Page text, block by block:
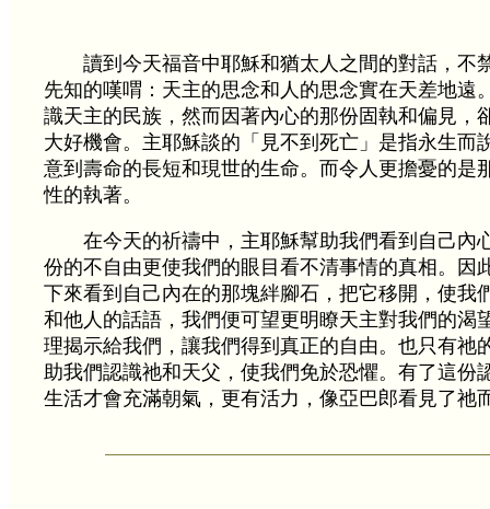
讀到今天福音中耶穌和猶太人之間的對話，不
先知的嘆喟：天主的思念和人的思念實在天差地遠
識天主的民族，然而因著內心的那份固執和偏見，
大好機會。主耶穌談的「見不到死亡」是指永生而
意到壽命的長短和現世的生命。而令人更擔憂的是
性的執著。
在今天的祈禱中，主耶穌幫助我們看到自己內
份的不自由更使我們的眼目看不清事情的真相。因
下來看到自己內在的那塊絆腳石，把它移開，使我
和他人的話語，我們便可望更明瞭天主對我們的渴
理揭示給我們，讓我們得到真正的自由。也只有祂
助我們認識祂和天父，使我們免於恐懼。有了這份
生活才會充滿朝氣，更有活力，像亞巴郎看見了祂